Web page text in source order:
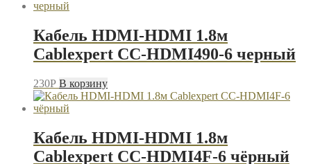
Кабель HDMI-HDMI 1.8м
Cablexpert CC-HDMI490-6 черный
230P В корзину
Кабель HDMI-HDMI 1.8м
Cablexpert CC-HDMI4F-6 чёрный